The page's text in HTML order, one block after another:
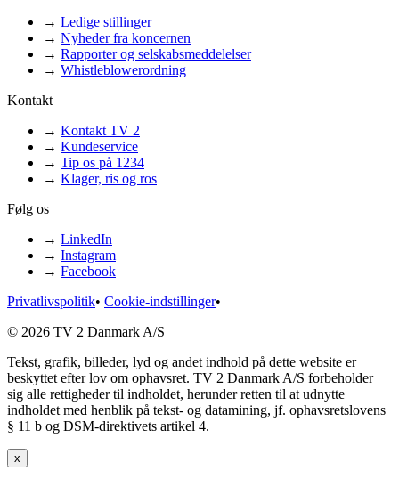
→ Ledige stillinger
→ Nyheder fra koncernen
→ Rapporter og selskabsmeddelelser
→ Whistleblowerordning
Kontakt
→ Kontakt TV 2
→ Kundeservice
→ Tip os på 1234
→ Klager, ris og ros
Følg os
→ LinkedIn
→ Instagram
→ Facebook
Privatlivspolitik• Cookie-indstillinger•
© 2026 TV 2 Danmark A/S
Tekst, grafik, billeder, lyd og andet indhold på dette website er
beskyttet efter lov om ophavsret. TV 2 Danmark A/S forbeholder
sig alle rettigheder til indholdet, herunder retten til at udnytte
indholdet med henblik på tekst- og datamining, jf. ophavsretslovens
§ 11 b og DSM-direktivets artikel 4.
x